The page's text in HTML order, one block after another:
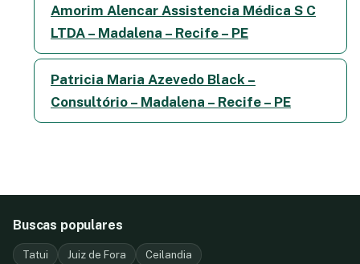
Amorim Alencar Assistencia Médica S C
LTDA – Madalena – Recife – PE
Patricia Maria Azevedo Black –
Consultório – Madalena – Recife – PE
Buscas populares
Tatui Juiz de Fora Ceilandia